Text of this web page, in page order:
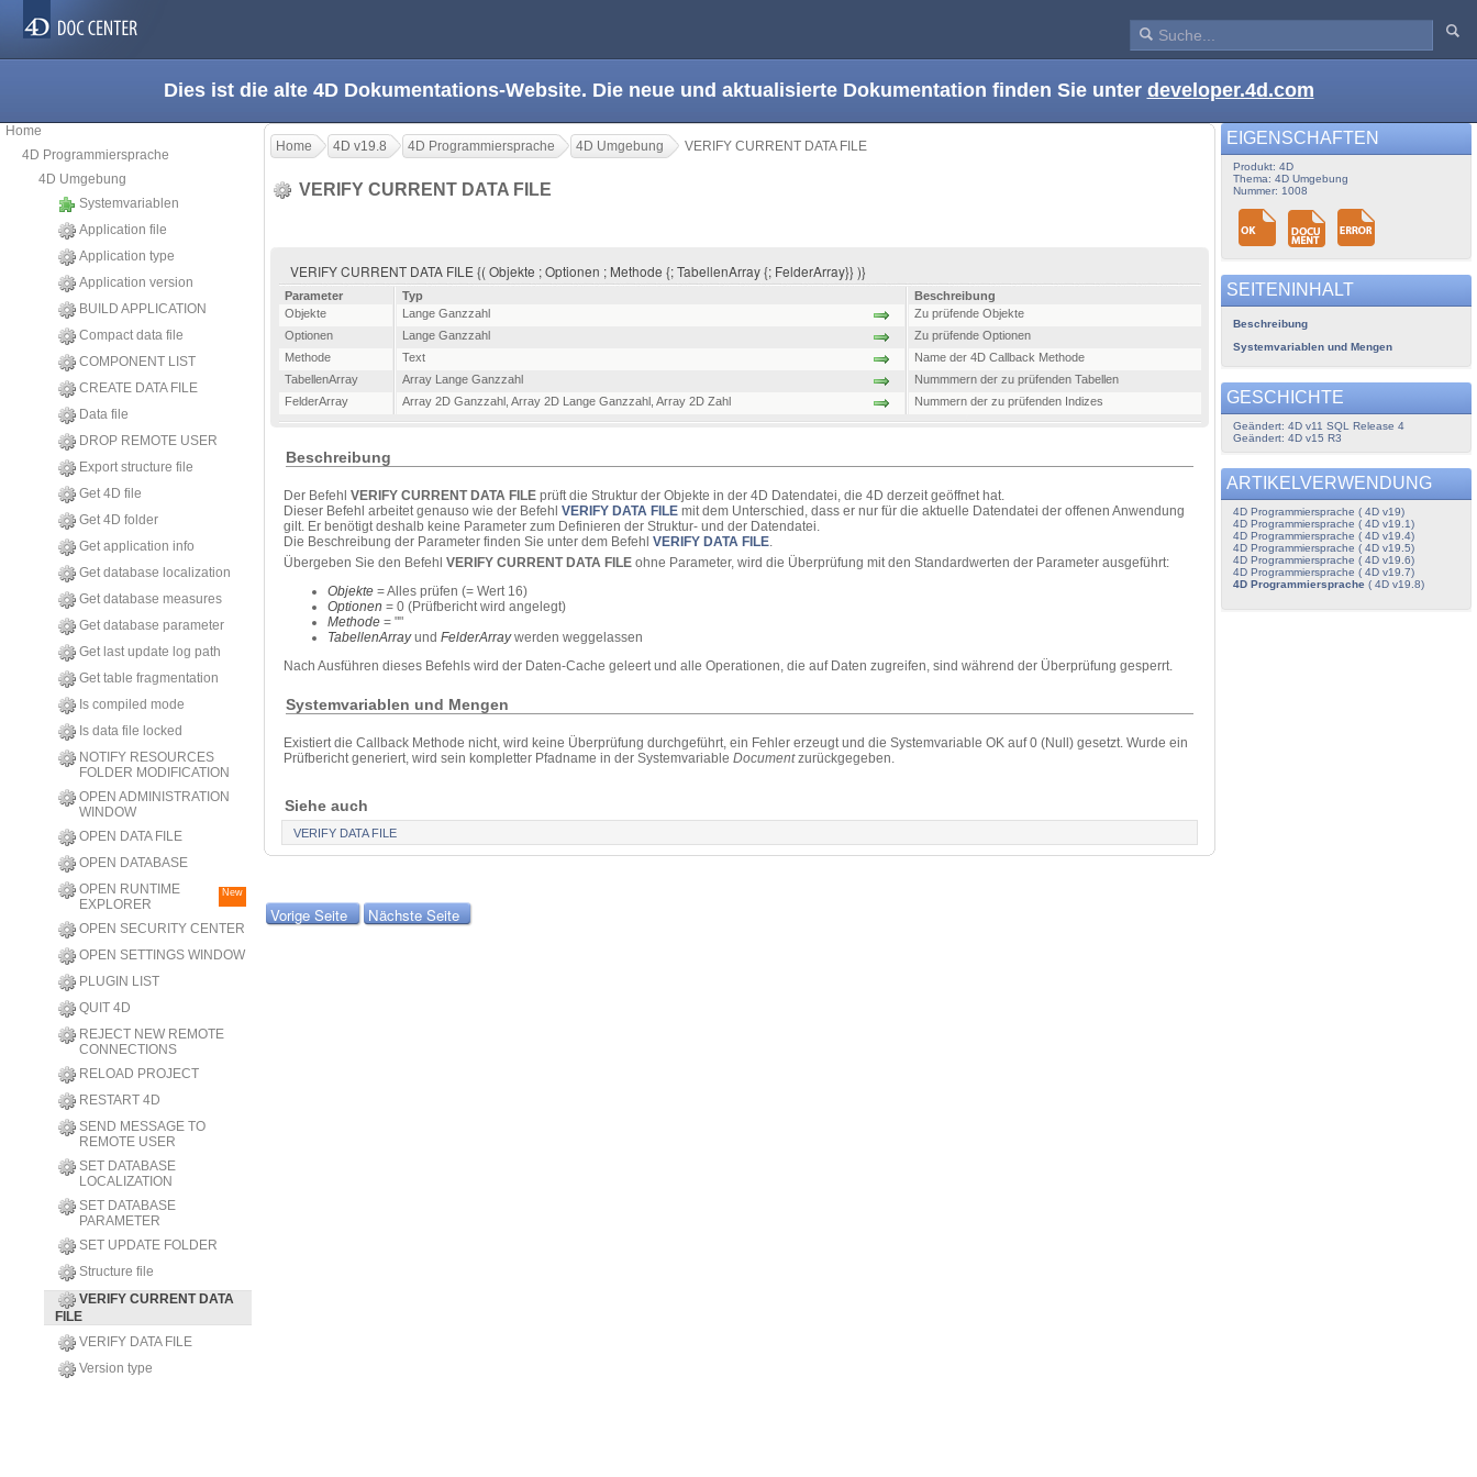
Dies ist die alte 4D Dokumentations-Website. Die neue und aktualisierte Dokumentation finden Sie unter developer.4d.com
Home
4D Programmiersprache
4D Umgebung
Systemvariablen
Application file
Application type
Application version
BUILD APPLICATION
Compact data file
COMPONENT LIST
CREATE DATA FILE
Data file
DROP REMOTE USER
Export structure file
Get 4D file
Get 4D folder
Get application info
Get database localization
Get database measures
Get database parameter
Get last update log path
Get table fragmentation
Is compiled mode
Is data file locked
NOTIFY RESOURCES
FOLDER MODIFICATION
OPEN ADMINISTRATION
WINDOW
OPEN DATA FILE
OPEN DATABASE
OPEN RUNTIME
EXPLORER
New
OPEN SECURITY CENTER
OPEN SETTINGS WINDOW
PLUGIN LIST
QUIT 4D
REJECT NEW REMOTE
CONNECTIONS
RELOAD PROJECT
RESTART 4D
SEND MESSAGE TO
REMOTE USER
SET DATABASE
LOCALIZATION
SET DATABASE
PARAMETER
SET UPDATE FOLDER
Structure file
VERIFY CURRENT DATA
FILE
VERIFY DATA FILE
Version type
Home 4D v19.8 4D Programmiersprache 4D Umgebung VERIFY CURRENT DATA FILE
VERIFY CURRENT DATA FILE
VERIFY CURRENT DATA FILE {( Objekte ; Optionen ; Methode {; TabellenArray {; FelderArray}} )}
Parameter Typ
Beschreibung
Objekte
Lange Ganzzahl
Zu prüfende Objekte
Optionen
Lange Ganzzahl
Zu prüfende Optionen
Methode
Text
Name der 4D Callback Methode
TabellenArray
Array Lange Ganzzahl
Nummmern der zu prüfenden Tabellen
FelderArray
Array 2D Ganzzahl Array 2D Lange Ganzzahl Array 2D Zahl Nummern der zu prüfenden Indizes
Beschreibung
Der Befehl VERIFY CURRENT DATA FILE prüft die Struktur der Objekte in der 4D Datendatei, die 4D derzeit geöffnet hat.
Dieser Befehl arbeitet genauso wie der Befehl VERIFY DATA FILE mit dem Unterschied, dass er nur für die aktuelle Datendatei der offenen Anwendung
gilt. Er benötigt deshalb keine Parameter zum Definieren der Struktur- und der Datendatei.
Die Beschreibung der Parameter finden Sie unter dem Befehl VERIFY DATA FILE.
Übergeben Sie den Befehl VERIFY CURRENT DATA FILE ohne Parameter, wird die Überprüfung mit den Standardwerten der Parameter ausgeführt:
Objekte = Alles prüfen (= Wert 16)
Optionen = 0 (Prüfbericht wird angelegt)
Methode = ""
TabellenArrayund FelderArraywerden weggelassen
Nach Ausführen dieses Befehls wird der Daten-Cache geleert und alle Operationen, die auf Daten zugreifen, sind während der Überprüfung gesperrt.
Systemvariablen und Mengen
Existiert die Callback Methode nicht, wird keine Überprüfung durchgeführt, ein Fehler erzeugt und die Systemvariable OK auf 0 (Null) gesetzt. Wurde ein
Prüfbericht generiert, wird sein kompletter Pfadname in der Systemvariable Documentzurückgegeben.
Siehe auch
VERIFY DATA FILE
Vorige Seite Nächste Seite
EIGENSCHAFTEN
Produkt: 4D
Thema: 4D Umgebung
Nummer: 1008
SEITENINHALT
Beschreibung
Systemvariablen und Mengen
GESCHICHTE
Geändert: 4D v11 SQL Release 4
Geändert: 4D v15 R3
ARTIKELVERWENDUNG
4D Programmiersprache ( 4D v19)
4D Programmiersprache ( 4D v19.1)
4D Programmiersprache ( 4D v19.4)
4D Programmiersprache ( 4D v19.5)
4D Programmiersprache ( 4D v19.6)
4D Programmiersprache ( 4D v19.7)
4D Programmiersprache( 4D v19.8)